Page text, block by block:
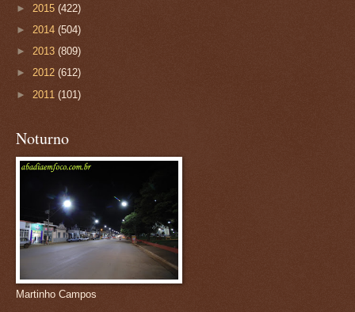
► 2015 (422)
► 2014 (504)
► 2013 (809)
► 2012 (612)
► 2011 (101)
Noturno
Martinho Campos